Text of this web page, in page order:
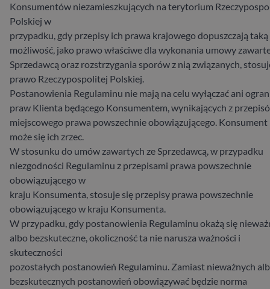
Konsumentów niezamieszkujących na terytorium
Polskiej w
przypadku, gdy przepisy ich prawa krajowego dopuszczają taką
możliwość, jako prawo właściwe dla wykonania umowy
Sprzedawcą oraz rozstrzygania sporów z nią związanych,
prawo Rzeczypospolitej Polskiej.
Postanowienia Regulaminu nie mają na celu wyłączać ani
praw Klienta będącego Konsumentem, wynikających z
miejscowego prawa powszechnie obowiązującego. Konsument
może się ich zrzec.
W stosunku do umów zawartych ze Sprzedawcą, w przypadku
niezgodności Regulaminu z przepisami prawa powszechnie
obowiązującego w
kraju Konsumenta, stosuje się przepisy prawa powszechnie
obowiązującego w kraju Konsumenta.
W przypadku, gdy postanowienia Regulaminu okażą się
albo bezskuteczne, okoliczność ta nie narusza ważności i
skuteczności
pozostałych postanowień Regulaminu. Zamiast nieważnych
bezskutecznych postanowień obowiązywać będzie norma